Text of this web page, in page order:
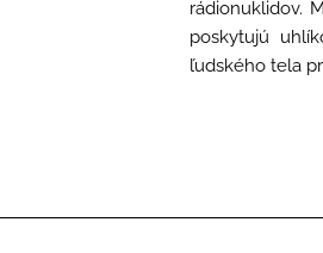
rádionuklidov.
poskytujú
ľudského tela